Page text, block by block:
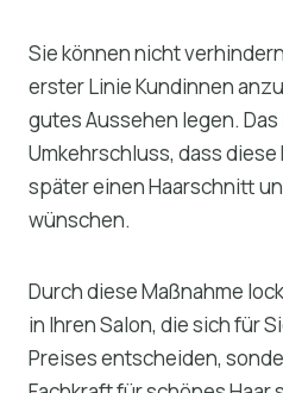
Sie können nicht
erster Linie Kundinnen
gutes Aussehen legen.
Umkehrschluss, dass
später einen Haarschnitt
wünschen.
Durch diese Maßnahme
in Ihren Salon, die sich für
Preises entscheiden,